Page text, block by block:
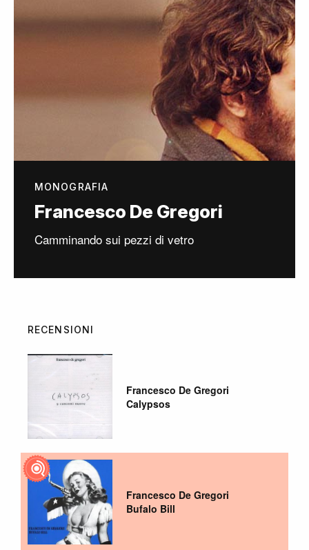
MONOGRAFIA
Francesco De Gregori
Camminando sui pezzi di vetro
RECENSIONI
Francesco De Gregori
Calypsos
Francesco De Gregori
Bufalo Bill